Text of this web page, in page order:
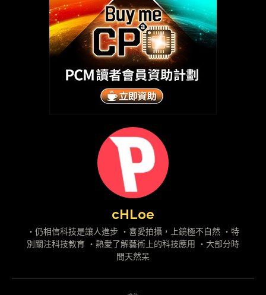
cHLoe
・仍相信科技是讓人進步 ・喜愛拍攝，上鏡極不自然 ・特
別關注科技教育 ・熱愛了解藝術上的科技應用 ・大部分時
間天然呆